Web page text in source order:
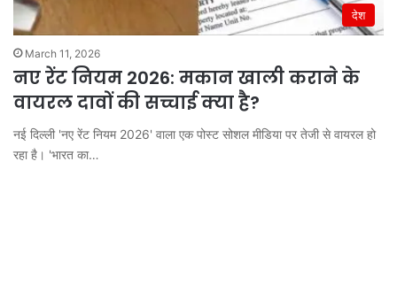
देश
March 11, 2026
नए रेंट नियम 2026: मकान खाली कराने के
वायरल दावों की सच्चाई क्या है?
नई दिल्ली 'नए रेंट नियम 2026' वाला एक पोस्ट सोशल मीडिया पर तेजी से वायरल हो
रहा है। 'भारत का…